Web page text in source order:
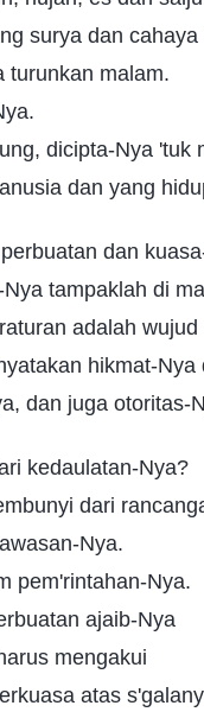
surya dan
turunkan malam.
dicipta-Nya 'tuk
dan yang
dan
tampaklah di
adalah
hikmat-Nya
dan juga otoritas-
kedaulatan-Nya?
dari
Nya.
pem'rintahan-Nya.
ajaib-Nya
mengakui
atas